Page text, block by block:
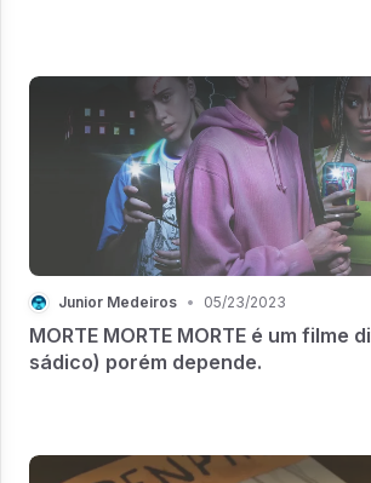
Junior Medeiros • 05/23/2023
MORTE MORTE MORTE é um filme
sádico) porém depende.